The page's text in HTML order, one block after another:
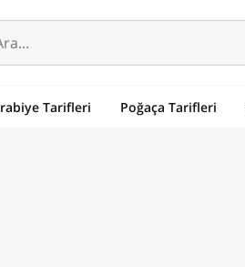
Tarifleri Poğaça Tarifleri